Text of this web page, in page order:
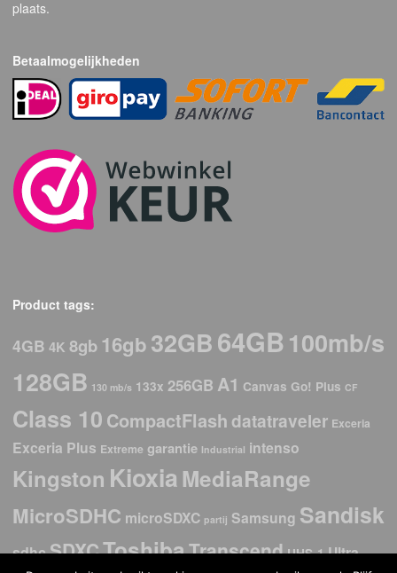
plaats.
Betaalmogelijkheden
Product tags:
4GB 4K 8gb16gb32GB64GB100mb/s
128GB 130 mb/s 133x 256GB A1 Canvas Go! Plus CF
Class 10 CompactFlash datatraveler Exceria
Exceria Plus Extreme garantie Industrial intenso
Kingston Kioxia MediaRange
MicroSDHC microSDXC partij Samsung Sandisk
sdhcSDXCToshibaTranscend UHS-1 Ultra